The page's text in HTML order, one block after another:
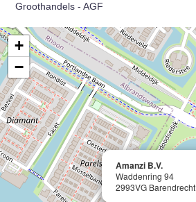
Groothandels - AGF
Amanzi B.V.
Waddenring 94
2993VG Barendrecht
+
−